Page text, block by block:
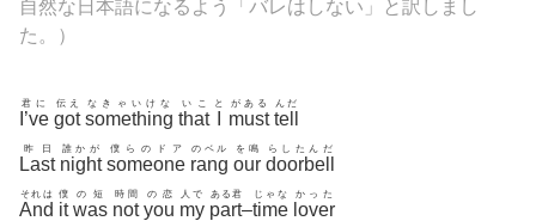
自然な日本語になるよう「バレはしない」と訳しまし
た。
）
I’ve
君に
got
伝え
something
なきゃいけな
that
いこ と
must
がある
tell
んだ
Last
昨日
night
誰かが
someone
僕らのドア
rang
のベル
our
を鳴
doorbell
らしたんだ
And
それは
it
僕
was
の短
not
時間
you
の恋
my
人で
part
ある君
–time
じゃな
lover
かった